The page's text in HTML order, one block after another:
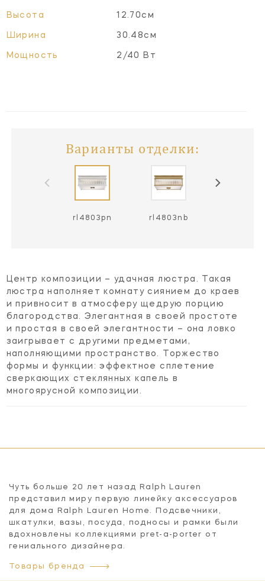
Высота 12.70см
Ширина 30.48см
Мощность 2/40 Вт
Варианты отделки:
rl4803pn rl4803nb
Центр композиции – удачная люстра. Такая
люстра наполняет комнату сиянием до краев
и привносит в атмосферу щедрую порцию
благородства. Элегантная в своей простоте
и простая в своей элегантности – она ловко
заигрывает с другими предметами,
наполняющими пространство. Торжество
формы и функции: эффектное сплетение
сверкающих стеклянных капель в
многоярусной композиции.
Чуть больше 20 лет назад Ralph Lauren
представил миру первую линейку аксессуаров
для дома Ralph Lauren Home. Подсвечники,
шкатулки, вазы, посуда, подносы и рамки были
вдохновлены коллекциями pret-a-porter от
гениального дизайнера.
Товары бренда